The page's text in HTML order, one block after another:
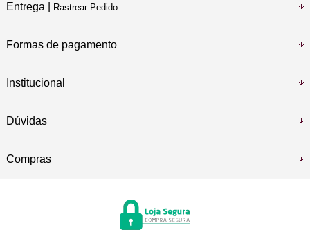
Entrega | Rastrear Pedido
Formas de pagamento
Institucional
Dúvidas
Compras